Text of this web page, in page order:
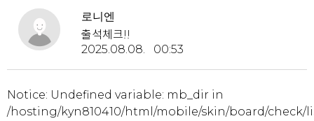
로니엔
출석체크!!
2025.08.08. 00:53
Notice: Undefined variable: mb_dir in
/hosting/kyn810410/html/mobile/skin/board/check/